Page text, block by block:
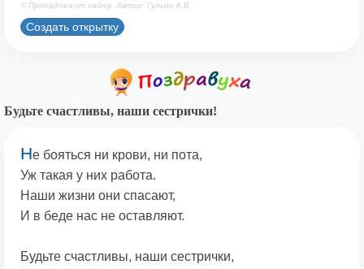
© Принадлежит сайту. Автор: Гульпе К.В.
Создать открытку
Будьте счастливы, наши сестрички!
Не бояться ни крови, ни пота,
Уж такая у них работа.
Наши жизни они спасают,
И в беде нас не оставляют.
Будьте счастливы, наши сестрички,